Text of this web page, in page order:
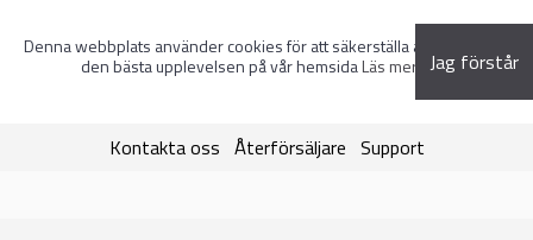
Denna webbplats använder cookies för att säkerställa att du får
den bästa upplevelsen på vår hemsidaLäs mer Jag förstår
Kontakta oss Återförsäljare Support